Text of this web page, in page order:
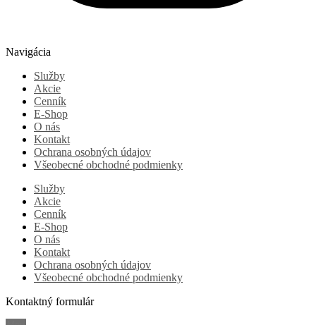
Navigácia
Služby
Akcie
Cenník
E-Shop
O nás
Kontakt
Ochrana osobných údajov
Všeobecné obchodné podmienky
Služby
Akcie
Cenník
E-Shop
O nás
Kontakt
Ochrana osobných údajov
Všeobecné obchodné podmienky
Kontaktný formulár